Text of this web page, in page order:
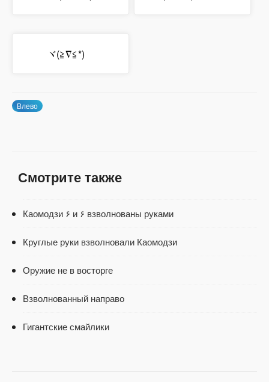
ヾ(≧∇≦*)ゝ
Влево
Смотрите также
Каомодзи ۶ и ۶ взволнованы руками
Круглые руки взволновали Каомодзи
Оружие не в восторге
Взволнованный направо
Гигантские смайлики